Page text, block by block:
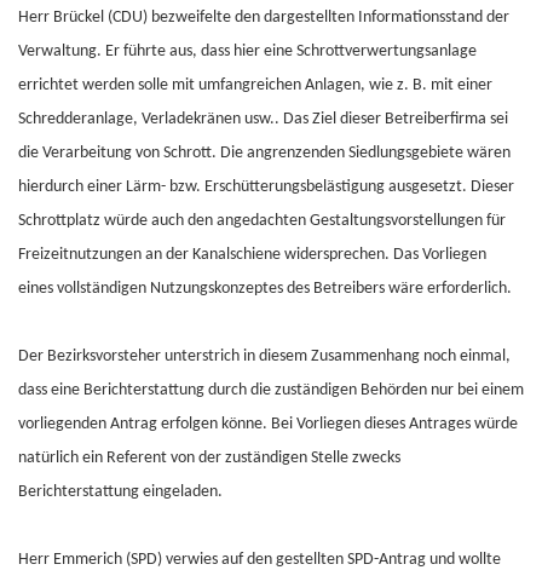
Herr Brückel (CDU) bezweifelte den dargestellten Informationsstand der
Verwaltung. Er führte aus, dass hier eine Schrottverwertungsanlage
errichtet werden solle mit umfangreichen Anlagen, wie z. B. mit einer
Schredderanlage, Verladekränen usw.. Das Ziel dieser Betreiberfirma sei
die Verarbeitung von Schrott. Die angrenzenden Siedlungsgebiete wären
hierdurch einer Lärm- bzw. Erschütterungsbelästigung ausgesetzt. Dieser
Schrottplatz würde auch den angedachten Gestaltungsvorstellungen für
Freizeitnutzungen an der Kanalschiene widersprechen. Das Vorliegen
eines vollständigen Nutzungskonzeptes des Betreibers wäre erforderlich.
Der Bezirksvorsteher unterstrich in diesem Zusammenhang noch einmal,
dass eine Berichterstattung durch die zuständigen Behörden nur bei einem
vorliegenden Antrag erfolgen könne. Bei Vorliegen dieses Antrages würde
natürlich ein Referent von der zuständigen Stelle zwecks
Berichterstattung eingeladen.
Herr Emmerich (SPD) verwies auf den gestellten SPD-Antrag und wollte